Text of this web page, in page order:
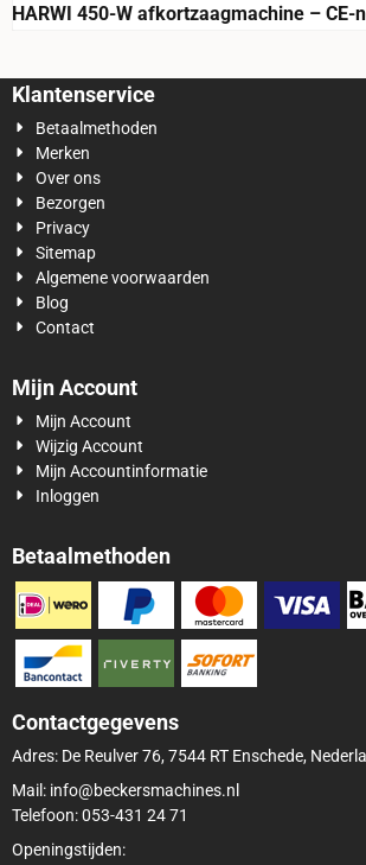
HARWI 450-W afkortzaagmachine – CE-
Klantenservice
Betaalmethoden
Merken
Over ons
Bezorgen
Privacy
Sitemap
Algemene voorwaarden
Blog
Contact
Mijn Account
Mijn Account
Wijzig Account
Mijn Accountinformatie
Inloggen
Betaalmethoden
Contactgegevens
Adres: De Reulver 76, 7544 RT Enschede,
Mail: info@beckersmachines.nl
Telefoon: 053-431 24 71
Openingstijden: